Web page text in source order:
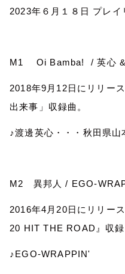
2023年６月１８日 プレイ
M1 Oi Bamba! /英心
2018年9 月 12日にリリー
出来事」収録曲。
♪渡邊英心・・・秋田県山
M2 異邦人 / EGO-
2016年4 月 20日にリリー
20 HIT THE ROAD 』収録
♪ EGO-WRAPPIN'